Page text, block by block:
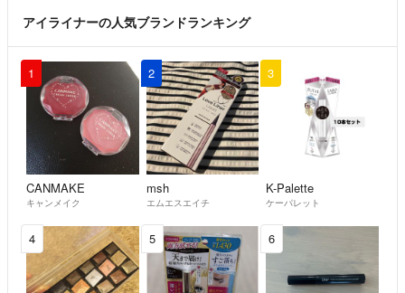
アイライナーの人気ブランドランキング
1
CANMAKE
キャンメイク
2
msh
エムエスエイチ
3
K-Palette
ケーパレット
4 5 6